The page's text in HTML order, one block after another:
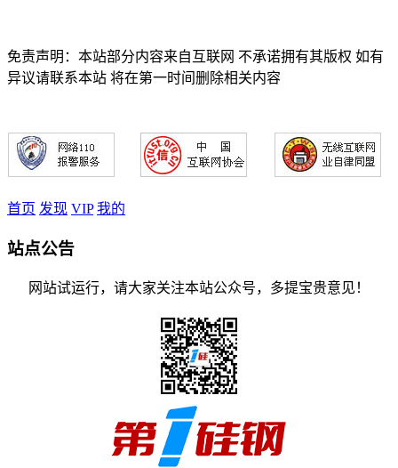
免责声明：本站部分内容来自互联网 不承诺拥有其版权 如有
异议请联系本站 将在第一时间删除相关内容
首页 发现 VIP 我的
站点公告
网站试运行，请大家关注本站公众号，多提宝贵意见！